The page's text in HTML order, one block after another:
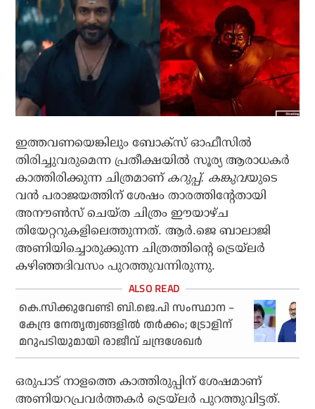
ഇത്തവണയെങ്കിലും ബോക്‌സ് ഓഫീസില്‍
തിരിച്ചുവരുമെന്ന പ്രതീക്ഷയില്‍ സൂര്യ ആരാധകര്‍
കാത്തിരിക്കുന്ന ചിത്രമാണ് കറുപ്പ്. കങ്കുവയുടെ
വന്‍ പരാജയത്തിന് ശേഷം താരത്തിന്റേതായി
അനൗണ്‍സ് ചെയ്ത ചിത്രം ഈയാഴ്ച
തിയേറ്ററുകളിലെത്തുന്നത്. ആര്‍.ജെ ബാലാജി
അണിയിച്ചൊരുക്കുന്ന ചിത്രത്തിന്റെ ട്രെയ്‌ലര്‍
കഴിഞ്ഞദിവസം പുറത്തുവന്നിരുന്നു.
കെ.സിക്കുവേണ്ടി ബി.ജെ.പി സംസ്ഥാന –
കേന്ദ്ര നേതൃത്വങ്ങളിൽ തർക്കം; ട്രോളിന്‌
മറുപടിയുമായി രാജീവ് ചന്ദ്രശേഖർ
ഒരുപാട് നാളത്തെ കാത്തിരുപ്പിന് ശേഷമാണ്
അണിയറപ്രവര്‍ത്തകര്‍ ട്രെയ്‌ലര്‍ പുറത്തുവിട്ടത്.